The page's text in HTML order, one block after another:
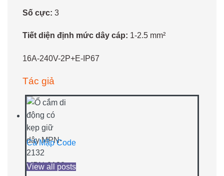
Số cực: 3
Tiết diện định mức dây cáp: 1-2.5 mm²
16A-240V-2P+E-IP67
Tác giả
Cá Mập Code
View all posts